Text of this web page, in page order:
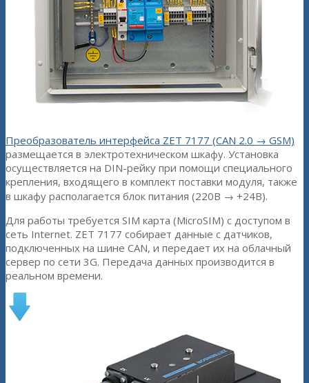
Преобразователь интерфейса ZET 7177 (CAN 2.0 → GSM)
размещается в электротехническом шкафу. Установка
осуществляется на DIN-рейку при помощи специального
крепления, входящего в комплект поставки модуля, также
в шкафу располагается блок питания (220В → +24В).
Для работы требуется SIM карта (MicroSIM) с доступом в
сеть Internet. ZET 7177 собирает данные с датчиков,
подключенных на шине CAN, и передает их на облачный
сервер по сети 3G. Передача данных производится в
реальном времени.